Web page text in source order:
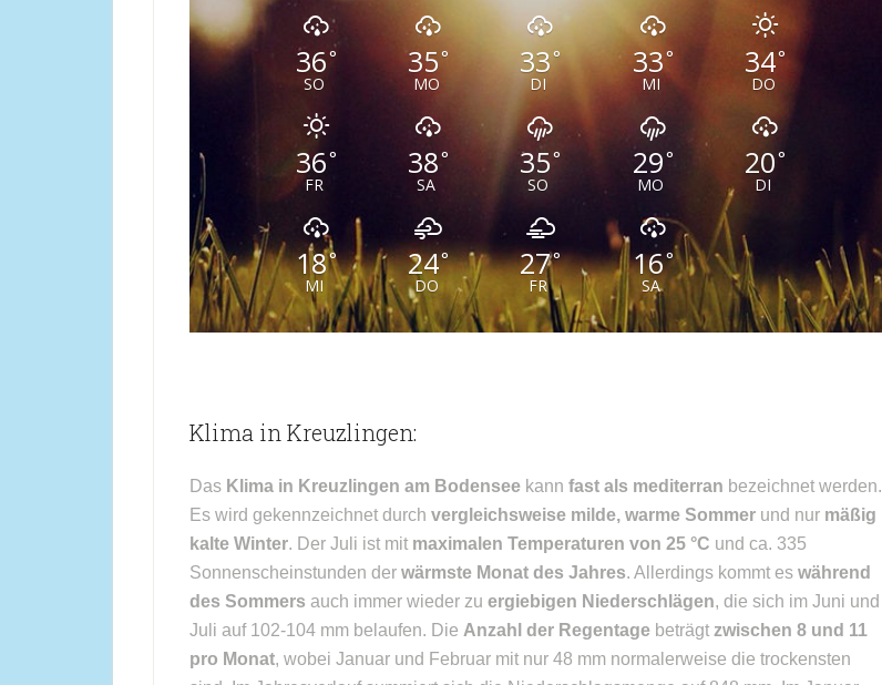
36°
SO
35°
MO
33°
DI
33°
MI
34°
DO
36°
FR
38°
SA
35°
SO
29°
MO
20°
DI
18°
MI
24°
DO
27°
FR
16°
SA
Klima in Kreuzlingen:
Das Klima in Kreuzlingen am Bodensee kann fast als mediterran bezeichnet werden.
Es wird gekennzeichnet durch vergleichsweise milde, warme Sommer und nur mäßig
kalte Winter. Der Juli ist mit maximalen Temperaturen von 25 °C und ca. 335
Sonnenscheinstunden der wärmste Monat des Jahres. Allerdings kommt es während
des Sommers auch immer wieder zu ergiebigen Niederschlägen, die sich im Juni und
Juli auf 102-104 mm belaufen. Die Anzahl der Regentage beträgt zwischen 8 und 11
pro Monat, wobei Januar und Februar mit nur 48 mm normalerweise die trockensten